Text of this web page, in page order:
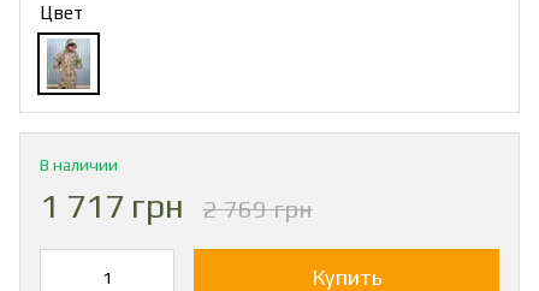
Цвет
В наличии
1 717 грн 2 769 грн
Купить